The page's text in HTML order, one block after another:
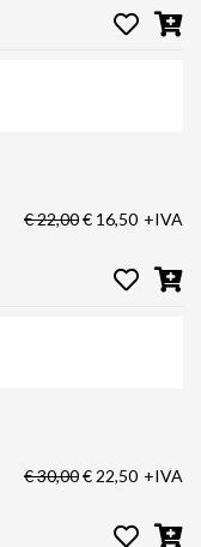
€ 22,00€ 16,50 +IVA
€ 30,00€ 22,50 +IVA